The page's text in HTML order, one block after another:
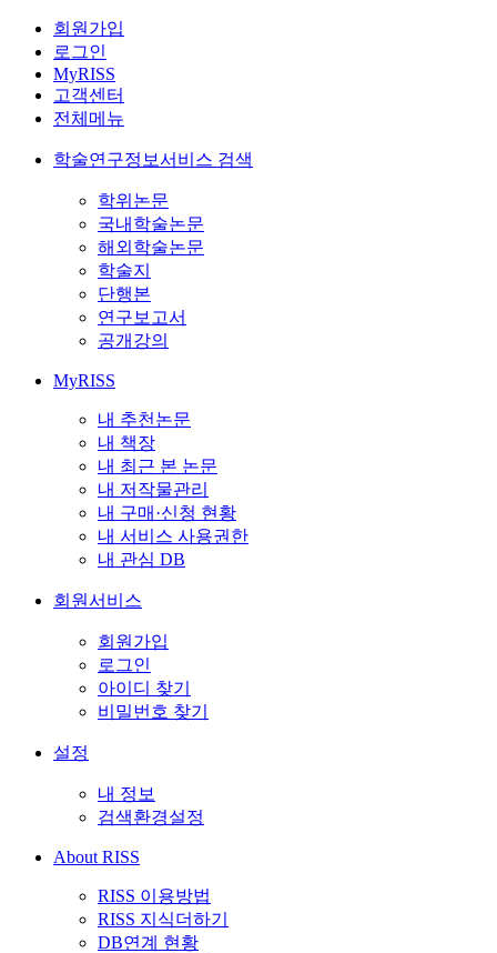
회원가입
로그인
MyRISS
고객센터
전체메뉴
학술연구정보서비스 검색
학위논문
국내학술논문
해외학술논문
학술지
단행본
연구보고서
공개강의
MyRISS
내 추천논문
내 책장
내 최근 본 논문
내 저작물관리
내 구매·신청 현황
내 서비스 사용권한
내 관심 DB
회원서비스
회원가입
로그인
아이디 찾기
비밀번호 찾기
설정
내 정보
검색환경설정
About RISS
RISS 이용방법
RISS 지식더하기
DB연계 현황